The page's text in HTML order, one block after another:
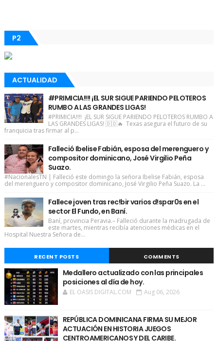
P2
ACTUALIDAD
#PRIMICIA!!!! ¡EL SUR SIGUE PARIENDO PELOTEROS
RUMBO A LAS GRANDES LIGAS!
#PRIMICIA!!!! ¡EL SUR SIGUE PARIENDO PELOTEROS RUMBO A
LAS GRANDES LIGAS! 🇩🇴🔥 Texas asegura el futuro de su
franquicia tras firmar al p...
Falleció Ibelise Fabián, esposa del merenguero y
compositor dominicano, José Virgilio Peña
Suazo.
#NacionalesTN | Falleció este domingo la señora Ibelise Fabián, esposa
del merenguero y compositor dominicano, José Virgilio Peña Suazo. La ...
Fallece joven tras rec!bir varios d!spar0s en el
sector El Fundo, en Baní.
Baní, provincia Peravia.– Falleció durante la madrugada de
este martes, mientras recibía atenciones médicas en el
Hospital Nuestra Señora de...
RECENT POSTS COMMENTS
Medallero actualizado con las principales
posiciones al día de hoy.
EL OASIS DIGITAL.COM Aug 06, 2026
REPÚBLICA DOMINICANA FIRMA SU MEJOR
ACTUACIÓN EN HISTORIA JUEGOS
CENTROAMERICANOS Y DEL CARIBE.